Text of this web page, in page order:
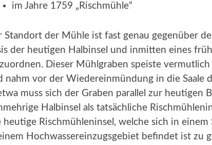
im Jahre 1759 „Rischmühle“
Standort der Mühle ist fast genau gegenüber
der heutigen Halbinsel und inmitten eines
Dieser Mühlgraben speiste
nahm vor der Wiedereinmündung in die Saale
muss sich der Graben parallel zur heutigen
Halbinsel als tatsächliche
heutige Rischmühleninsel, welche sich in einem
Hochwassereinzugsgebiet befindet ist zu